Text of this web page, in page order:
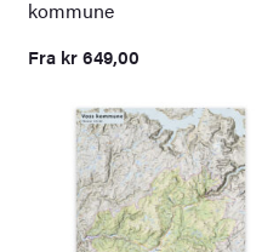
kommune
Fra kr649,00